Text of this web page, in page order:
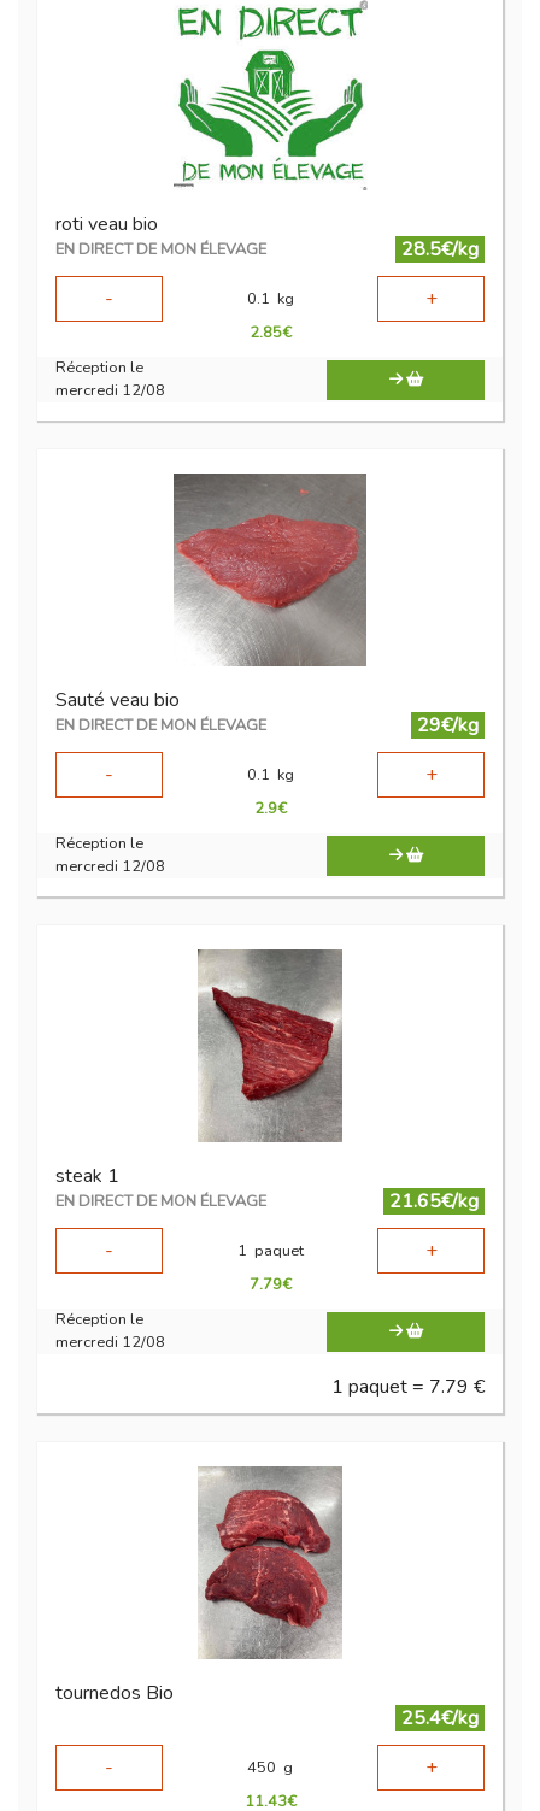
roti veau bio
EN DIRECT DE MON ÉLEVAGE
28.5€/kg
-
0.1 kg +
2.85€
Réception le
mercredi 12/08
Sauté veau bio
EN DIRECT DE MON ÉLEVAGE
29€/kg
-
0.1 kg +
2.9€
Réception le
mercredi 12/08
steak 1
EN DIRECT DE MON ÉLEVAGE
21.65€/kg
-
1 paquet +
7.79€
Réception le
mercredi 12/08
1 paquet = 7.79 €
tournedos Bio
25.4€/kg
-
450 g +
11.43€